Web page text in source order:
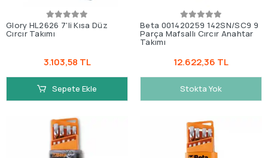
Glory HL2626 7'li Kısa Düz
Cırcır Takımı
3.103,58 TL
Sepete Ekle
Beta 001420259 142SN/SC9 9
Parça Mafsallı Cırcır Anahtar
Takımı
12.622,36 TL
Stokta Yok